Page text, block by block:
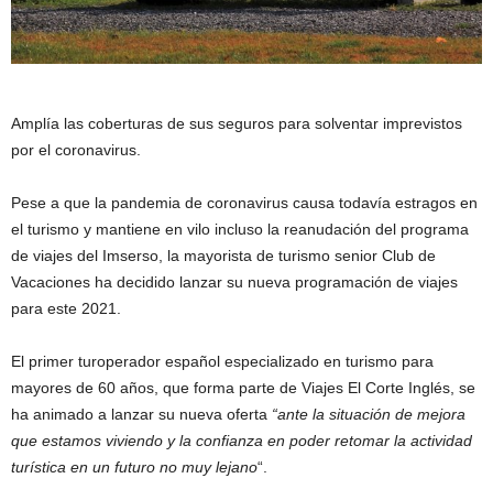
Amplía las coberturas de sus seguros para solventar imprevistos
por el coronavirus.
Pese a que la pandemia de coronavirus causa todavía estragos en
el turismo y mantiene en vilo incluso la reanudación del programa
de viajes del Imserso, la mayorista de turismo senior Club de
Vacaciones ha decidido lanzar su nueva programación de viajes
para este 2021.
El primer turoperador español especializado en turismo para
mayores de 60 años, que forma parte de Viajes El Corte Inglés, se
ha animado a lanzar su nueva oferta “ante la situación de mejora
que estamos viviendo y la confianza en poder retomar la actividad
turística en un futuro no muy lejano“.